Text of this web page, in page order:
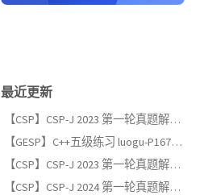
最近更新
【CSP】CSP-J 2023 第一轮真题解析（二）：阅读程序题
【GESP】C++五级练习 luogu-P1678 烦恼的高考志愿
【CSP】CSP-J 2023 第一轮真题解析（一）：单项选择题
【CSP】CSP-J 2024 第一轮真题解析（三）：完善程序题